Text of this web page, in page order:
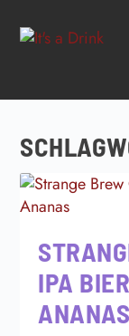
IPA
ANANAS